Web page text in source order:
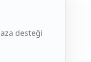
desteği